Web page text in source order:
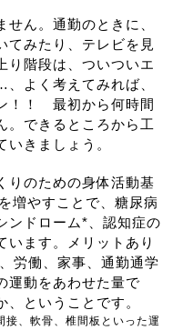
ん。通勤のときに、
てみたり、テレビを見
り階段は、ついついエ
よく考えてみれば、
！！ 最初から何時間
。できるところから工
きましょう。
りのための身体活動基
増やすことで、糖尿病
ンドローム*、認知症の
います。メリットあり
労働、家事、通勤通学
運動をあわせた量で
ということです。
、軟骨、椎間板といった運